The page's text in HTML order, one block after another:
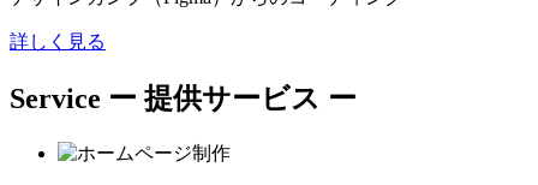
詳しく見る
Service ー 提供サービス ー